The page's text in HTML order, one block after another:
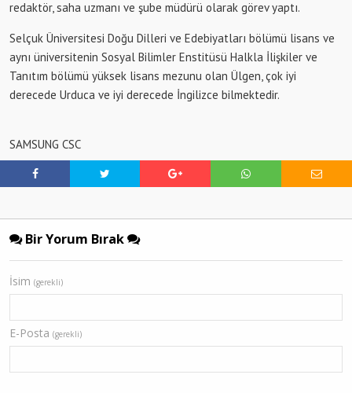
redaktör, saha uzmanı ve şube müdürü olarak görev yaptı.
Selçuk Üniversitesi Doğu Dilleri ve Edebiyatları bölümü lisans ve
aynı üniversitenin Sosyal Bilimler Enstitüsü Halkla İlişkiler ve
Tanıtım bölümü yüksek lisans mezunu olan Ülgen, çok iyi
derecede Urduca ve iyi derecede İngilizce bilmektedir.
SAMSUNG CSC
Bir Yorum Bırak
İsim (gerekli)
E-Posta (gerekli)